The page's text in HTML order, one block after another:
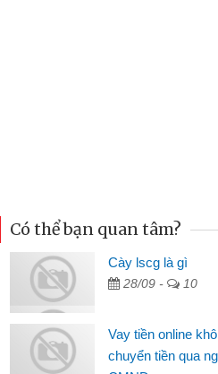
cố chiếc xe wave
CMND online
sẽ giới thiệu cho bạn
Có thể bạn quan tâm?
Cày lscg là gì
28/09 - 10
Vay tiền online
chuyển tiền qua